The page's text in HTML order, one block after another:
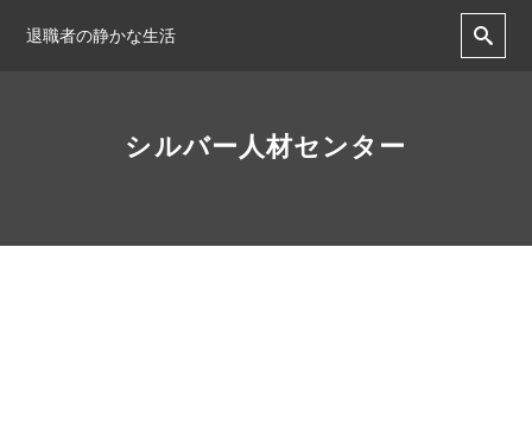
退職者の静かな生活
シルバー人材センター